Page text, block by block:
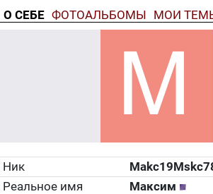
О СЕБЕ ФОТОАЛЬБОМЫ МОИ
Ник
Реальное имя
Максим